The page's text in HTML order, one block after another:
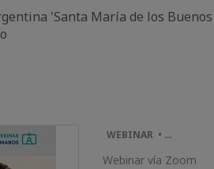
'Santa María de los
WEBINAR • …
Webinar vía Zoom